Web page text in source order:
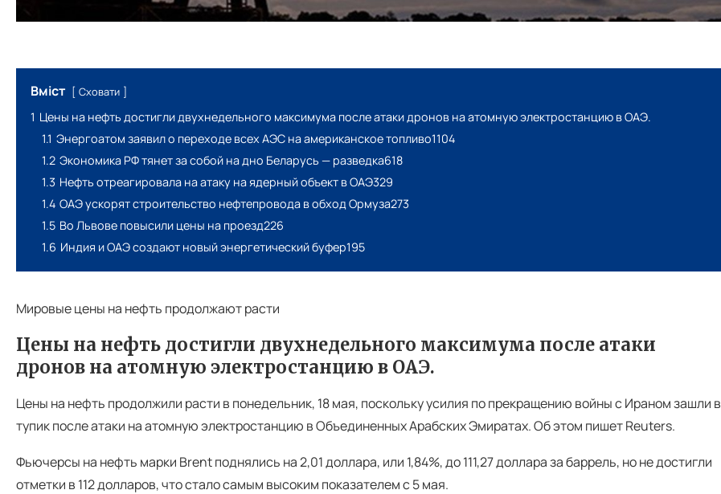
Вміст Сховати
1 Цены на нефть достигли двухнедельного максимума после атаки дронов на атомную электростанцию в ОАЭ.
1.1 Энергоатом заявил о переходе всех АЭС на американское топливо1104
1.2 Экономика РФ тянет за собой на дно Беларусь — разведка618
1.3 Нефть отреагировала на атаку на ядерный объект в ОАЭ329
1.4 ОАЭ ускорят строительство нефтепровода в обход Ормуза273
1.5 Во Львове повысили цены на проезд226
1.6 Индия и ОАЭ создают новый энергетический буфер195
Мировые цены на нефть продолжают расти
Цены на нефть достигли двухнедельного максимума после атаки
дронов на атомную электростанцию в ОАЭ.
Цены на нефть продолжили расти в понедельник, 18 мая, поскольку усилия по прекращению войны с Ираном зашли в
тупик после атаки на атомную электростанцию в Объединенных Арабских Эмиратах. Об этом пишет Reuters.
Фьючерсы на нефть марки Brent поднялись на 2,01 доллара, или 1,84%, до 111,27 доллара за баррель, но не достигли
отметки в 112 долларов, что стало самым высоким показателем с 5 мая.